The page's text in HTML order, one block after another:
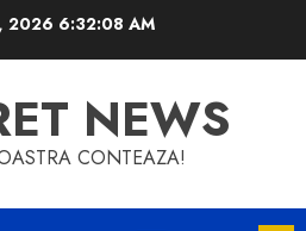
2026 6:32:08 AM
NEWS
CONTEAZA!